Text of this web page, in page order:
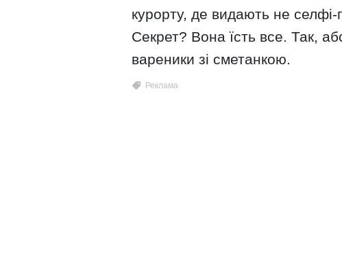
курорту, де видають не
Секрет? Вона їсть все. Так,
вареники зі сметанкою.